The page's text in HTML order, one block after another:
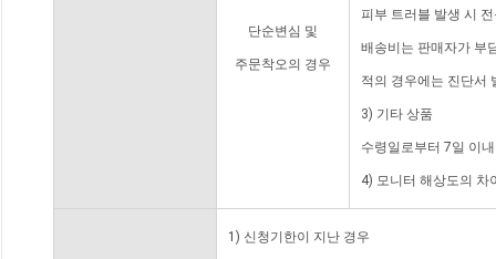
단순변심 및
주문착오의 경우
피부 트러블 발생 시
배송비는 판매자가 부
적의 경우에는 진단서
3) 기타 상품
수령일로부터 7일 이
4) 모니터 해상도의 차
1) 신청기한이 지난 경우